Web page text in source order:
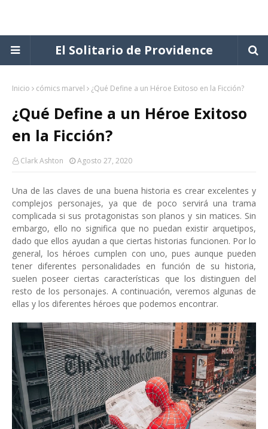
El Solitario de Providence
Inicio cómics marvel ¿Qué Define a un Héroe Exitoso en la Ficción?
¿Qué Define a un Héroe Exitoso
en la Ficción?
Clark Ashton Agosto 27, 2020
Una de las claves de una buena historia es crear excelentes y
complejos personajes, ya que de poco servirá una trama
complicada si sus protagonistas son planos y sin matices. Sin
embargo, ello no significa que no puedan existir arquetipos,
dado que ellos ayudan a que ciertas historias funcionen. Por lo
general, los héroes cumplen con uno, pues aunque pueden
tener diferentes personalidades en función de su historia,
suelen poseer ciertas características que los distinguen del
resto de los personajes. A continuación, veremos algunas de
ellas y los diferentes héroes que podemos encontrar.